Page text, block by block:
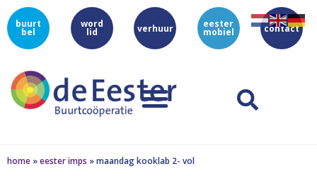
buurt
bel
word
lid verhuur eester
mobiel contact
home »eester imps »maandag kooklab 2- vol